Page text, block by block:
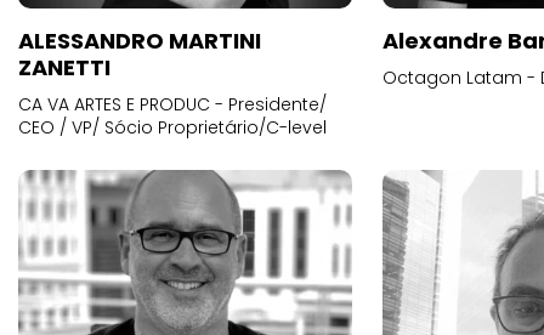
ALESSANDRO MARTINI
ZANETTI
CA VA ARTES E PRODUC - Presidente/
CEO / VP/ Sócio Proprietário/C-level
Alexandre
Octagon Latam -